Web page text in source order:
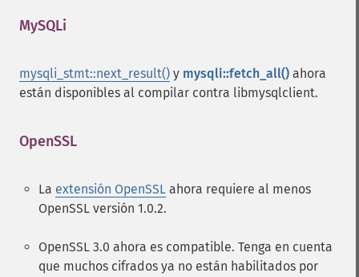
MySQLi
mysqli_stmt::next_result() y mysqli::fetch_all() ahora
están disponibles al compilar contra libmysqlclient.
OpenSSL
La extensión OpenSSL ahora requiere al menos
OpenSSL versión 1.0.2.
OpenSSL 3.0 ahora es compatible. Tenga en cuenta
que muchos cifrados ya no están habilitados por